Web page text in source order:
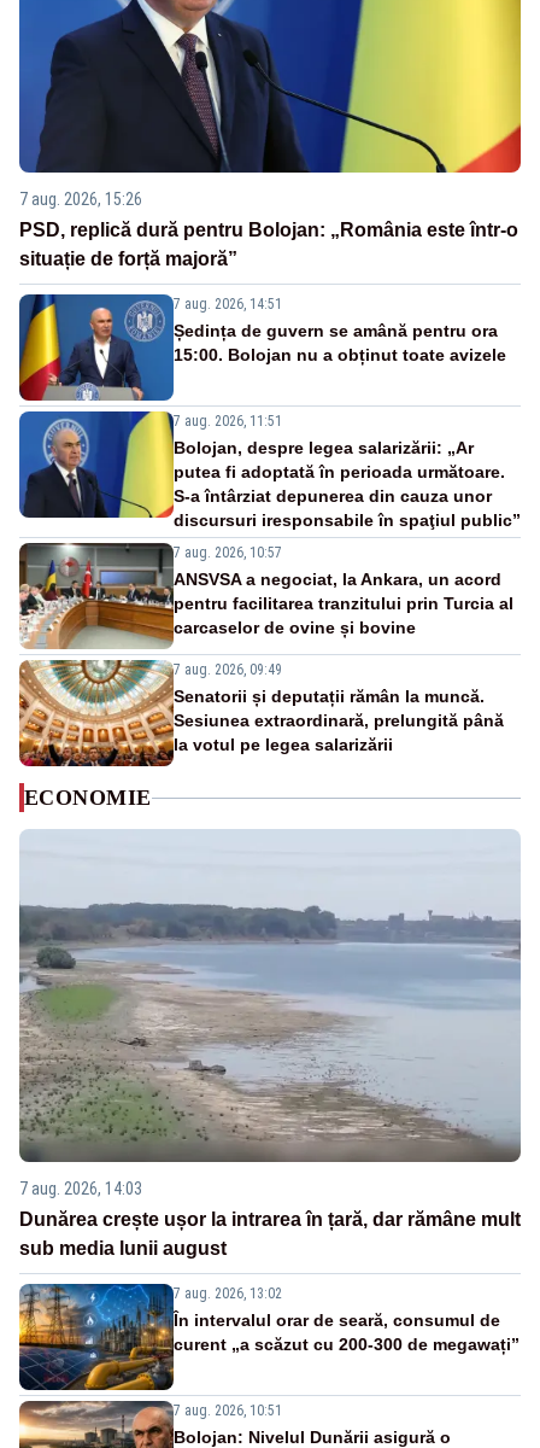
7 aug. 2026, 15:26
PSD, replică dură pentru Bolojan: „România este într-o
situație de forță majoră”
7 aug. 2026, 14:51
Ședința de guvern se amână pentru ora
15:00. Bolojan nu a obținut toate avizele
7 aug. 2026, 11:51
Bolojan, despre legea salarizării: „Ar
putea fi adoptată în perioada următoare.
S-a întârziat depunerea din cauza unor
discursuri iresponsabile în spaţiul public”
7 aug. 2026, 10:57
ANSVSA a negociat, la Ankara, un acord
pentru facilitarea tranzitului prin Turcia al
carcaselor de ovine și bovine
7 aug. 2026, 09:49
Senatorii și deputații rămân la muncă.
Sesiunea extraordinară, prelungită până
la votul pe legea salarizării
ECONOMIE
7 aug. 2026, 14:03
Dunărea crește ușor la intrarea în țară, dar rămâne mult
sub media lunii august
7 aug. 2026, 13:02
În intervalul orar de seară, consumul de
curent „a scăzut cu 200-300 de megawați”
7 aug. 2026, 10:51
Bolojan: Nivelul Dunării asigură o